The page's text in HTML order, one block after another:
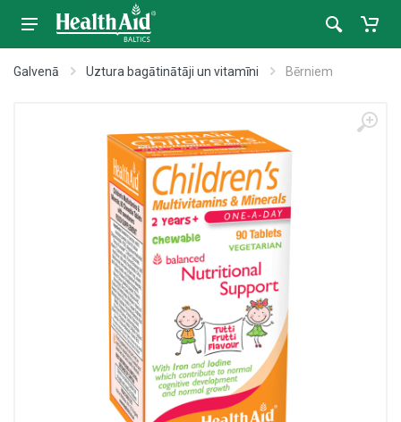
Galvenā Uztura bagātinātāji un vitamīni Bērniem